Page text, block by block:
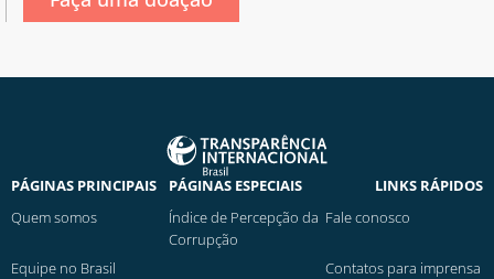
PÁGINAS PRINCIPAIS
Quem somos
Equipe no Brasil
PÁGINAS ESPECIAIS
Índice de Percepção da
Corrupção
LINKS RÁPIDOS
Fale conosco
Contatos para imprensa